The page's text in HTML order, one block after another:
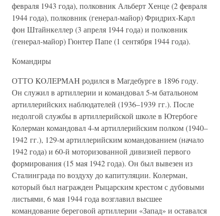
февраля 1943 года), полковник Альберт Хенце (2 февраля
1944 года), полковник (генерал-майор) Фридрих-Карл
фон Штайнкеллер (3 апреля 1944 года) и полковник
(генерал-майор) Гюнтер Папе (1 сентября 1944 года).
Командиры
ОТТО KOЛEPMAH родился в Магдебурге в 1896 году.
Он служил в артиллерии и командовал 5-м батальоном
артиллерийских наблюдателей (1936–1939 гг.). После
недолгой службы в артиллерийской школе в Ютербоге
Колерман командовал 4-м артиллерийским полком (1940–
1942 гг.), 129-м артиллерийским командованием (начало
1942 года) и 60-й моторизованной дивизией первого
формирования (15 мая 1942 года). Он был вывезен из
Сталинграда по воздуху до капитуляции. Колерман,
который был награжден Рыцарским крестом с дубовыми
листьями, 6 мая 1944 года возглавил высшее
командование береговой артиллерии «Запад» и оставался